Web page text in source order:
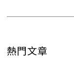
熱門文章